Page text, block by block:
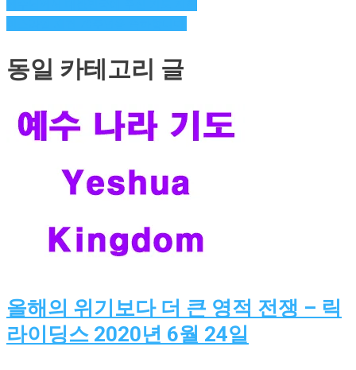
글
탐
색
동일 카테고리 글
올해의 위기보다 더 큰 영적 전쟁 – 릭
라이딩스 2020년 6월 24일